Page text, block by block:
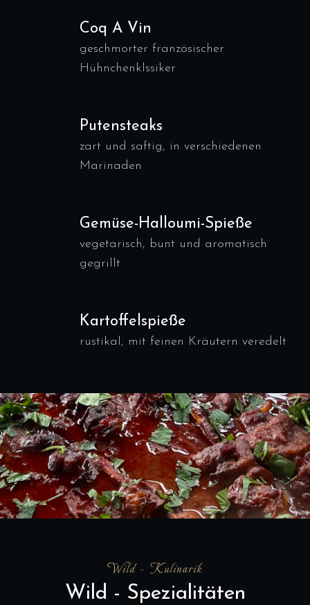
Coq A Vin
geschmorter französischer
Hühnchenklssiker
Putensteaks
zart und saftig, in verschiedenen
Marinaden
Gemüse-Halloumi-Spieße
vegetarisch, bunt und aromatisch
gegrillt
Kartoffelspieße
rustikal, mit feinen Kräutern veredelt
Wild - Kulinarik
Wild - Spezialitäten